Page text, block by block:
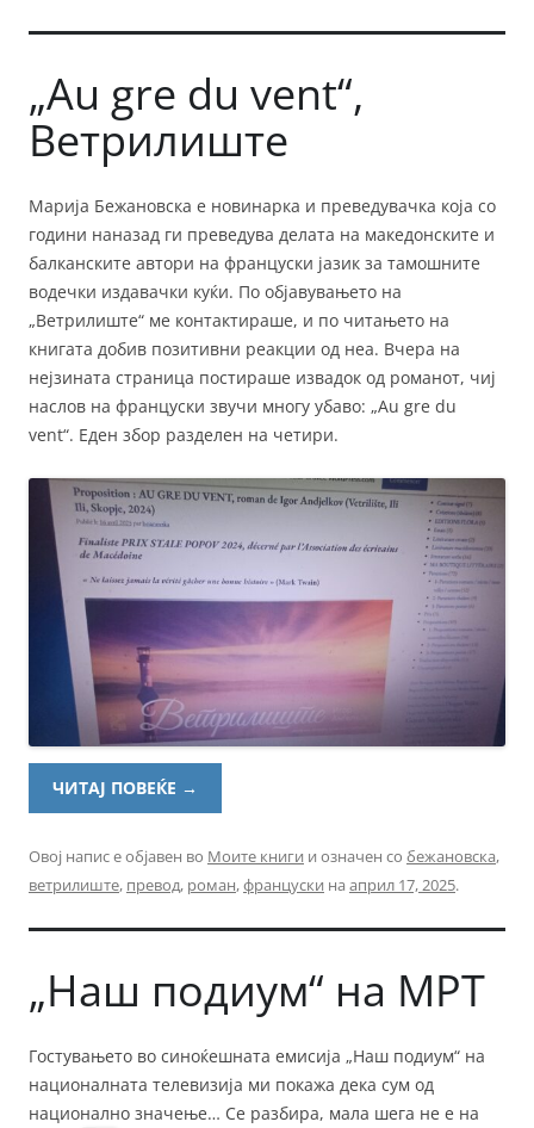
„Au gre du vent“,
Ветрилиште
Марија Бежановска е новинарка и преведувачка која со
години наназад ги преведува делата на македонските и
балканските автори на француски јазик за тамошните
водечки издавачки куќи. По објавувањето на
„Ветрилиште“ ме контактираше, и по читањето на
книгата добив позитивни реакции од неа. Вчера на
нејзината страница постираше извадок од романот, чиј
наслов на француски звучи многу убаво: „Au gre du
vent“. Еден збор разделен на четири.
ЧИТАЈ ПОВЕЌЕ →
Овој напис е објавен во Моите книги и означен со бежановска,
ветрилиште, превод, роман,француски на април 17, 2025.
„Наш подиум“ на МРТ
Гостувањето во синоќешната емисија „Наш подиум“ на
националната телевизија ми покажа дека сум од
национално значење… Се разбира, мала шега не е на